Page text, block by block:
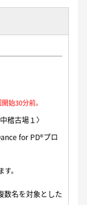
始30分前。
稽古場１〉
for PD®プロ
。
名を対象とした